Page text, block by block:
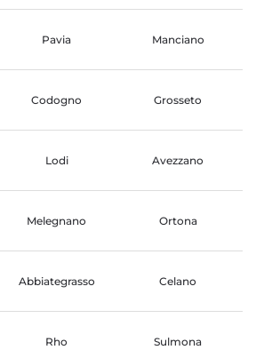
Pavia Manciano
Codogno Grosseto
Lodi Avezzano
Melegnano Ortona
Abbiategrasso Celano
Rho Sulmona